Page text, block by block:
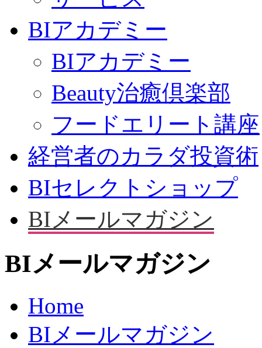
BIアカデミー
BIアカデミー
Beauty治癒倶楽部
フードエリート講座
経営者のカラダ投資術
BIセレクトショップ
BIメールマガジン
BIメールマガジン
Home
BIメールマガジン